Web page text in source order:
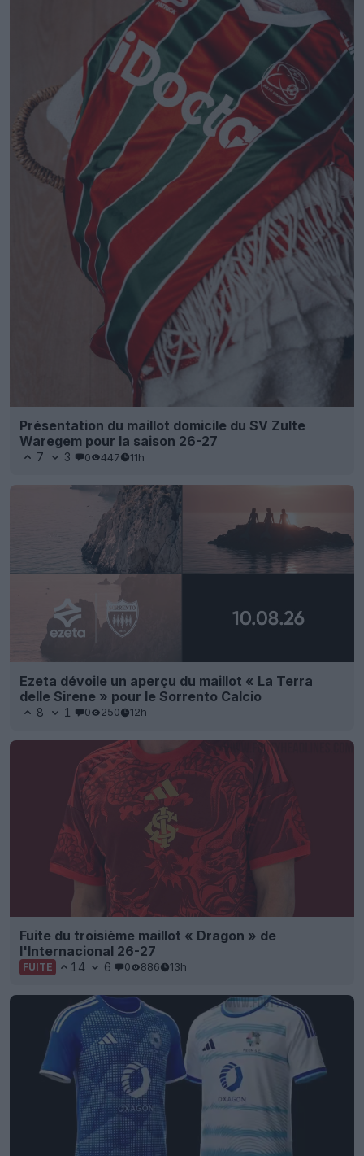
Présentation du maillot domicile du SV Zulte
Waregem pour la saison 26-27
7 3 0 447 11h
Ezeta dévoile un aperçu du maillot « La Terra
delle Sirene » pour le Sorrento Calcio
8 1 0 250 12h
Fuite du troisième maillot « Dragon » de
l'Internacional 26-27
FUITE 14 6 0 886 13h